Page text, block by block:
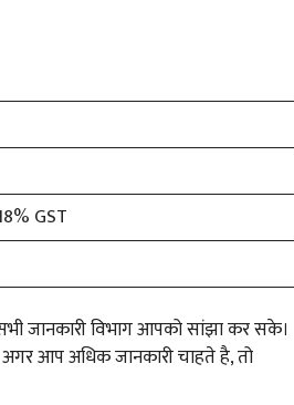
GST
जानकारी विभाग आपको सांझा कर सके।
आप अधिक जानकारी चाहते है, तो